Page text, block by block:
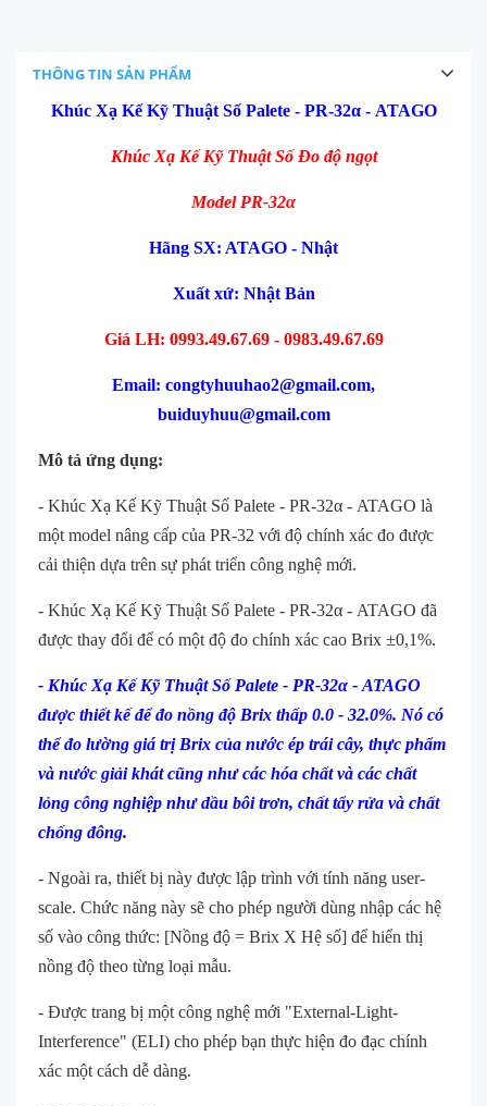
THÔNG TIN SẢN PHẨM
Khúc Xạ Kế Kỹ Thuật Số Palete - PR-32α - ATAGO
Khúc Xạ Kế Kỹ Thuật Số Đo độ ngọt
Model PR-32α
Hãng SX: ATAGO - Nhật
Xuất xứ: Nhật Bản
Giá LH: 0993.49.67.69 - 0983.49.67.69
Email: congtyhuuhao2@gmail.com,
buiduyhuu@gmail.com
Mô tả ứng dụng:
- Khúc Xạ Kế Kỹ Thuật Số Palete - PR-32α - ATAGO là
một model nâng cấp của PR-32 với độ chính xác đo được
cải thiện dựa trên sự phát triển công nghệ mới.
- Khúc Xạ Kế Kỹ Thuật Số Palete - PR-32α - ATAGO đã
được thay đổi để có một độ đo chính xác cao Brix ±0,1%.
- Khúc Xạ Kế Kỹ Thuật Số Palete - PR-32α - ATAGO
được thiết kế để đo nồng độ Brix thấp 0.0 - 32.0%. Nó có
thể đo lường giá trị Brix của nước ép trái cây, thực phẩm
và nước giải khát cũng như các hóa chất và các chất
lỏng công nghiệp như dầu bôi trơn, chất tẩy rửa và chất
chống đông.
- Ngoài ra, thiết bị này được lập trình với tính năng user-
scale. Chức năng này sẽ cho phép người dùng nhập các hệ
số vào công thức: [Nồng độ = Brix X Hệ số] để hiển thị
nồng độ theo từng loại mẫu.
- Được trang bị một công nghệ mới "External-Light-
Interference" (ELI) cho phép bạn thực hiện đo đạc chính
xác một cách dễ dàng.